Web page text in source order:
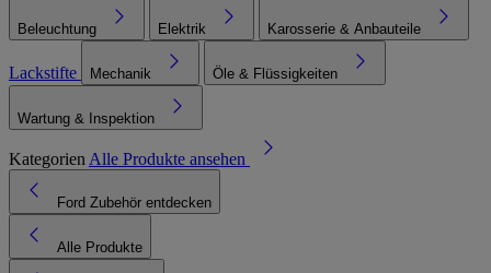
Beleuchtung Elektrik Karosserie & Anbauteile
Lackstifte Mechanik Öle & Flüssigkeiten
Wartung & Inspektion
Kategorien Alle Produkte ansehen
Ford Zubehör entdecken
Alle Produkte